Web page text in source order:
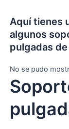
Aquí tienes
algunos
pulgadas
No se pudo